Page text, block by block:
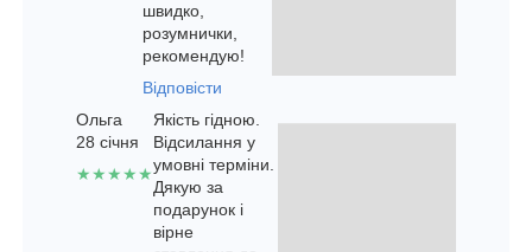
швидко,
розумнички,
рекомендую!
Відповісти
Ольга
28 січня
★★★★★
Якість гідною.
Відсилання у
умовні терміни.
Дякую за
подарунок і
вірне